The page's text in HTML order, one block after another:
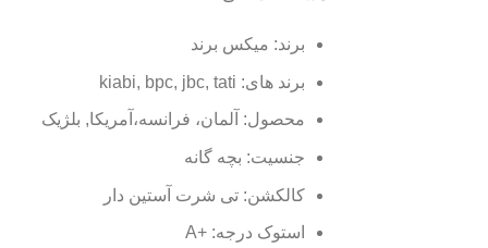
برند: میکس برند
برند های: kiabi, bpc, jbc, tati
محصول: آلمان، فرانسه،آمریکا, بلژیک
جنسیت: بچه گانه
کالکشن: تی شرت آستین دار
استوک درجه: +A